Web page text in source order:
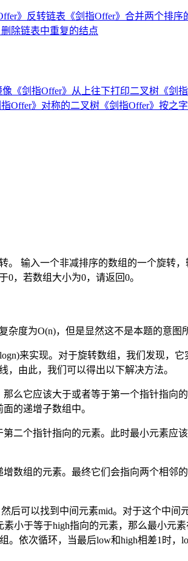
》反转链表 《剑指Offer》合并两个排序
删除链表中重复的结点
像 《剑指Offer》从上往下打印二叉树 《剑
指Offer》对称的二叉树 《剑指Offer》按之
输入一个非减排序的数组的一个旋转，
，若数组大小为0，请返回0。
为O(n)，但是显然这不是本题的意图
来实现。对于旋转数组，我们发现，它
由此，我们可以得出以下解决方法。
么它应该大于或者等于第一个指针指向
的递增子数组中。
二个指针指向的元素。此时最小元素应
数组的元素。最终它们会指向两个相邻
可以找到中间元素mid。对于这个中间
小于等于high指向的元素，那么最小元
依次循环，当最后low和high相差1时